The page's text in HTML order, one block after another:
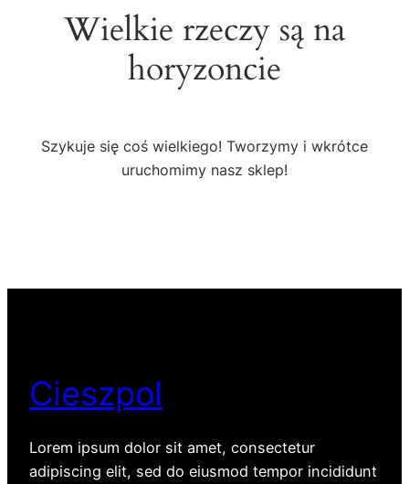
Wielkie rzeczy są na
horyzoncie
Szykuje się coś wielkiego! Tworzymy i wkrótce
uruchomimy nasz sklep!
Cieszpol
Lorem ipsum dolor sit amet, consectetur
adipiscing elit, sed do eiusmod tempor incididunt